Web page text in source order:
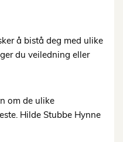
å bistå deg med ulike
du veiledning eller
om de ulike
Hilde Stubbe Hynne